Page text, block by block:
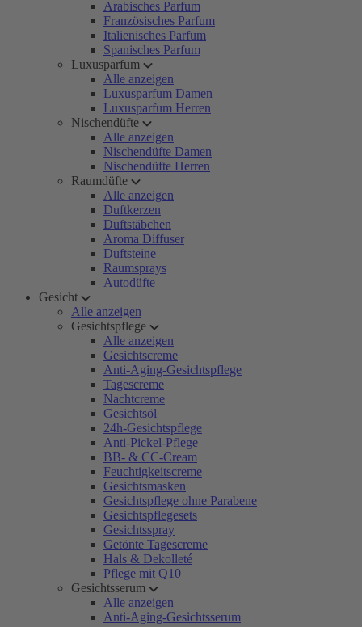
Arabisches Parfum
Französisches Parfum
Italienisches Parfum
Spanisches Parfum
Luxusparfum
Alle anzeigen
Luxusparfum Damen
Luxusparfum Herren
Nischendüfte
Alle anzeigen
Nischendüfte Damen
Nischendüfte Herren
Raumdüfte
Alle anzeigen
Duftkerzen
Duftstäbchen
Aroma Diffuser
Duftsteine
Raumsprays
Autodüfte
Gesicht
Alle anzeigen
Gesichtspflege
Alle anzeigen
Gesichtscreme
Anti-Aging-Gesichtspflege
Tagescreme
Nachtcreme
Gesichtsöl
24h-Gesichtspflege
Anti-Pickel-Pflege
BB- & CC-Cream
Feuchtigkeitscreme
Gesichtsmasken
Gesichtspflege ohne Parabene
Gesichtspflegesets
Gesichtsspray
Getönte Tagescreme
Hals & Dekolleté
Pflege mit Q10
Gesichtsserum
Alle anzeigen
Anti-Aging-Gesichtsserum